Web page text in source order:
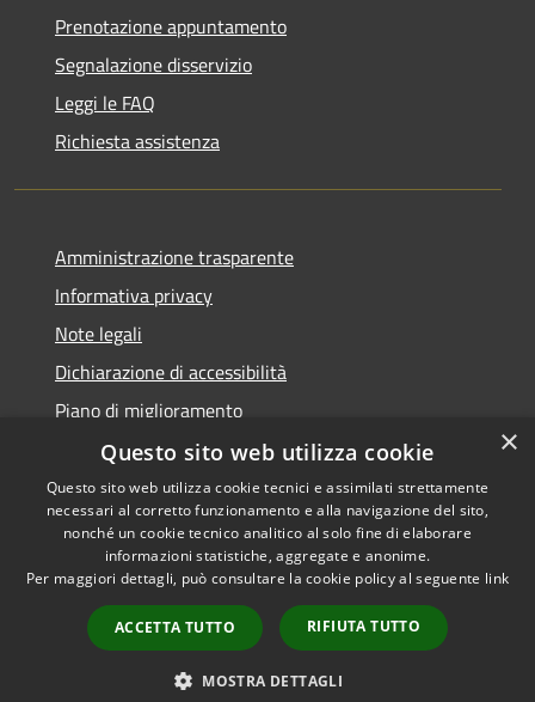
Prenotazione appuntamento
Segnalazione disservizio
Leggi le FAQ
Richiesta assistenza
Amministrazione trasparente
Informativa privacy
Note legali
Dichiarazione di accessibilità
Piano di miglioramento
Accessibilità
Privacy
Mappa del sito
Copyright © 2026 • Comune di
Castiglion Fiorentino •
Powered byMunicipium •
Accesso redazione
×
Questo sito web utilizza cookie
Questo sito web utilizza cookie tecnici e assimilati strettamente
necessari al corretto funzionamento e alla navigazione del sito,
nonché un cookie tecnico analitico al solo fine di elaborare
informazioni statistiche, aggregate e anonime.
Per maggiori dettagli, può consultare la cookie policy al seguente link
ACCETTA TUTTO RIFIUTA TUTTO
MOSTRA DETTAGLI